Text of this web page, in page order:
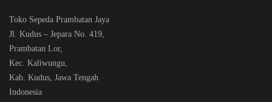
Toko Sepeda Prambatan Jaya
Jl. Kudus – Jepara No. 419,
Prambatan Lor,
Kec. Kaliwungu,
Kab. Kudus, Jawa Tengah
Indonesia